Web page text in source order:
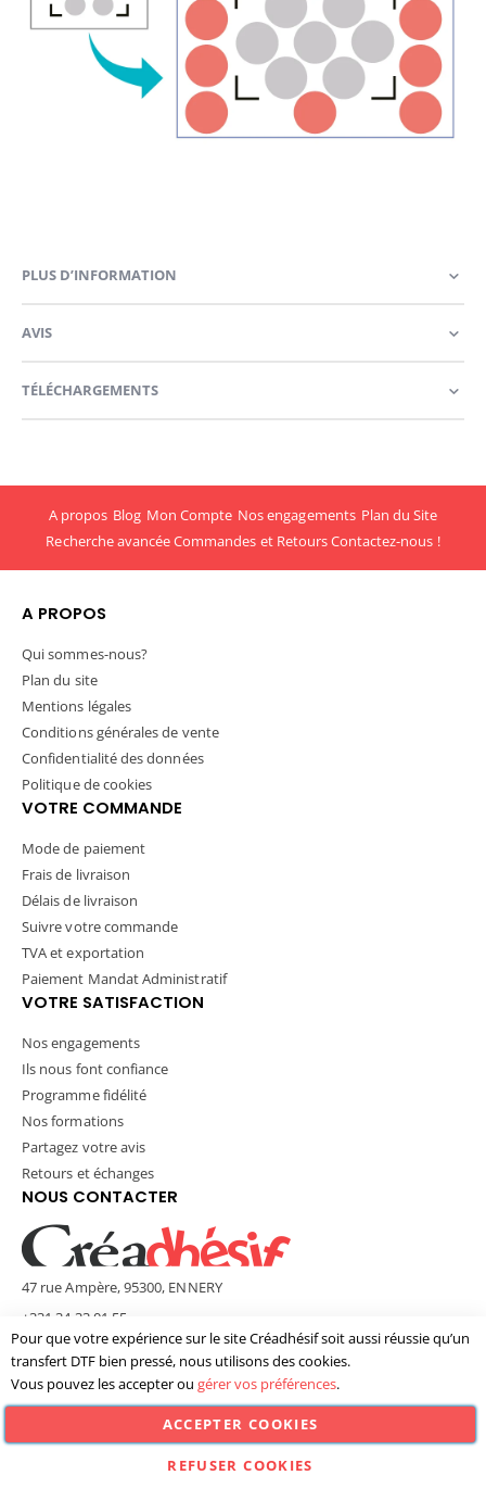
PLUS D’INFORMATION
AVIS
TÉLÉCHARGEMENTS
A propos Blog Mon Compte Nos engagements Plan du Site
Recherche avancéeCommandes et RetoursContactez-nous !
A PROPOS
Qui sommes-nous?
Plan du site
Mentions légales
Conditions générales de vente
Confidentialité des données
Politique de cookies
VOTRE COMMANDE
Mode de paiement
Frais de livraison
Délais de livraison
Suivre votre commande
TVA et exportation
Paiement Mandat Administratif
VOTRE SATISFACTION
Nos engagements
Ils nous font confiance
Programme fidélité
Nos formations
Partagez votre avis
Retours et échanges
NOUS CONTACTER
47 rue Ampère, 95300, ENNERY
+331 34 33 01 55
contact@creadhesif.com
Lun - Ven / 9h30 - 12h00 & 14h00 - 17h00
© Créadhésif 2025. Tous Droits Réservés.
Pour que votre expérience sur le site Créadhésif soit aussi réussie qu’un
transfert DTF bien pressé, nous utilisons des cookies.
Vous pouvez les accepter ou gérer vos préférences.
ACCEPTER COOKIES
REFUSER COOKIES